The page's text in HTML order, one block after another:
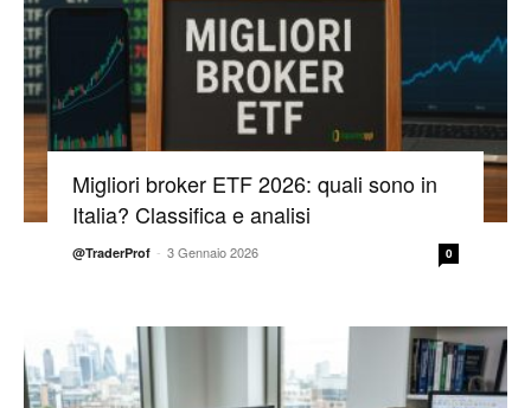
Migliori broker ETF 2026: quali sono in
Italia? Classifica e analisi
@TraderProf - 3 Gennaio 2026 0